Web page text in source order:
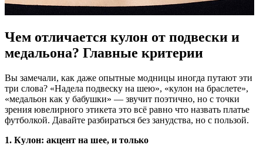
Чем отличается кулон от подвески и
медальона? Главные критерии
Вы замечали, как даже опытные модницы иногда путают эти
три слова? «Надела подвеску на шею», «кулон на браслете»,
«медальон как у бабушки» — звучит поэтично, но с точки
зрения ювелирного этикета это всё равно что назвать платье
футболкой. Давайте разбираться без занудства, но с пользой.
1. Кулон: акцент на шее, и только